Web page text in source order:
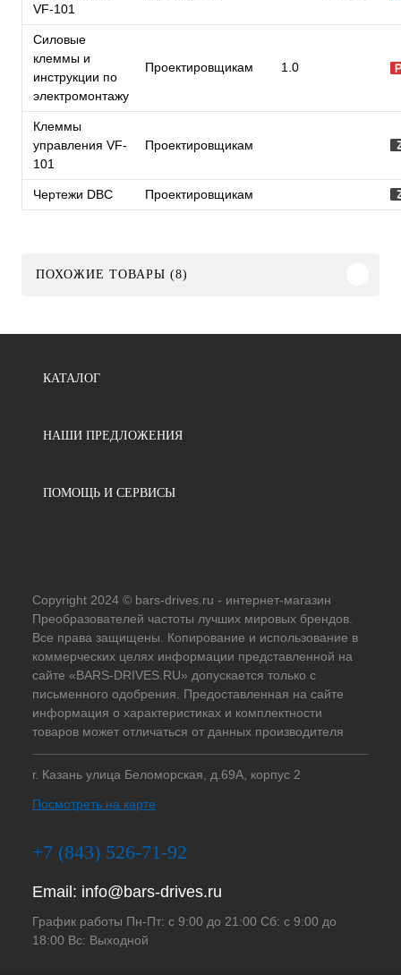
VF-101
Силовые
клеммы и
инструкции по
электромонтажу
Проектировщикам 1.0
Клеммы
управления VF-
101
Проектировщикам
Чертежи DBC Проектировщикам
ПОХОЖИЕ ТОВАРЫ (8)
КАТАЛОГ
НАШИ ПРЕДЛОЖЕНИЯ
ПОМОЩЬ И СЕРВИСЫ
Copyright 2024 © bars-drives.ru - интернет-магазин
Преобразователей частоты лучших мировых брендов.
Все права защищены. Копирование и использование в
коммерческих целях информации представленной на
сайте «BARS-DRIVES.RU» допускается только с
письменного одобрения. Предоставленная на сайте
информация о характеристиках и комплектности
товаров может отличаться от данных производителя
г. Казань улица Беломорская, д.69А, корпус 2
Посмотреть на карте
+7 (843) 526-71-92
Email: info@bars-drives.ru
График работы Пн-Пт: с 9:00 до 21:00 Сб: с 9:00 до
18:00 Вс: Выходной